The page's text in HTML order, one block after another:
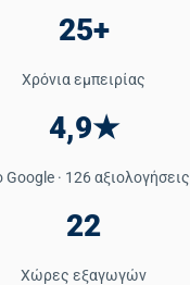
Νερού
25+
Χρόνια εμπειρίας
4,9★
Google · 126 αξιολογήσεις
22
Χώρες εξαγωγών